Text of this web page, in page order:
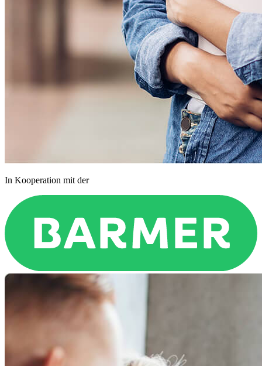
In Kooperation mit der